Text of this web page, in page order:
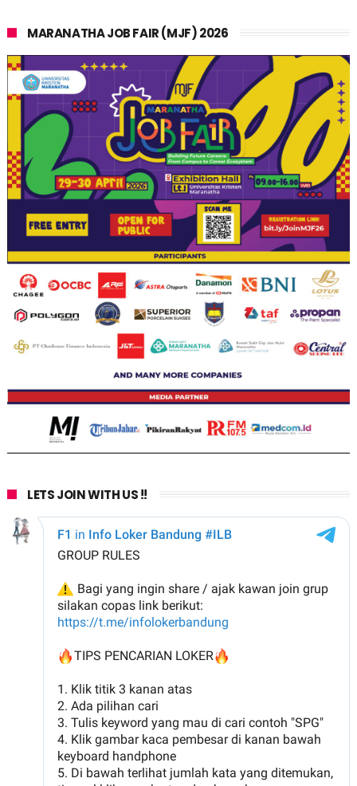
MARANATHA JOB FAIR (MJF) 2026
LETS JOIN WITH US !!